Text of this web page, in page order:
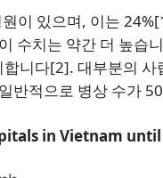
이 있으며, 이는
수치는 약간 더 높습
니다[2]. 대부분의 사
반적으로 병상 수가
in Vietnam until